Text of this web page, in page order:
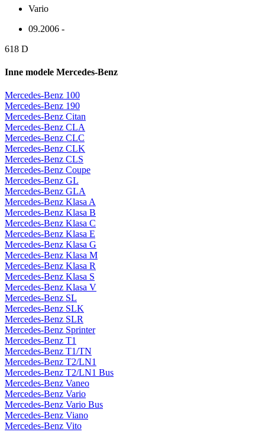
Vario
09.2006 -
618 D
Inne modele Mercedes-Benz
Mercedes-Benz 100
Mercedes-Benz 190
Mercedes-Benz Citan
Mercedes-Benz CLA
Mercedes-Benz CLC
Mercedes-Benz CLK
Mercedes-Benz CLS
Mercedes-Benz Coupe
Mercedes-Benz GL
Mercedes-Benz GLA
Mercedes-Benz Klasa A
Mercedes-Benz Klasa B
Mercedes-Benz Klasa C
Mercedes-Benz Klasa E
Mercedes-Benz Klasa G
Mercedes-Benz Klasa M
Mercedes-Benz Klasa R
Mercedes-Benz Klasa S
Mercedes-Benz Klasa V
Mercedes-Benz SL
Mercedes-Benz SLK
Mercedes-Benz SLR
Mercedes-Benz Sprinter
Mercedes-Benz T1
Mercedes-Benz T1/TN
Mercedes-Benz T2/LN1
Mercedes-Benz T2/LN1 Bus
Mercedes-Benz Vaneo
Mercedes-Benz Vario
Mercedes-Benz Vario Bus
Mercedes-Benz Viano
Mercedes-Benz Vito